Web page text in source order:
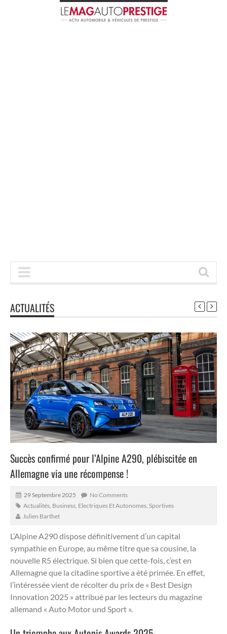
ACTUALITÉS
Succès confirmé pour l’Alpine A290, plébiscitée en
Allemagne via une récompense !
29 Septembre 2025
No Comments
Actualités Business Electriques Et Autonomes Sportives
Julien Barthet
L’Alpine A290 dispose définitivement d’un capital
sympathie en Europe, au même titre que sa cousine, la
nouvelle R5 électrique.Si bien que cette-fois, c’est en
Allemagne que la citadine sportive a été primée. En effet,
l’intéressée vient de récolter du prix de « Best Design
Innovation 2025 » attribué par les lecteurs du magazine
allemand « Auto Motor und Sport ».